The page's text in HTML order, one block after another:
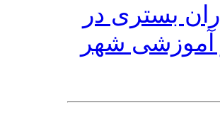
بستری در
آموزشی شهر